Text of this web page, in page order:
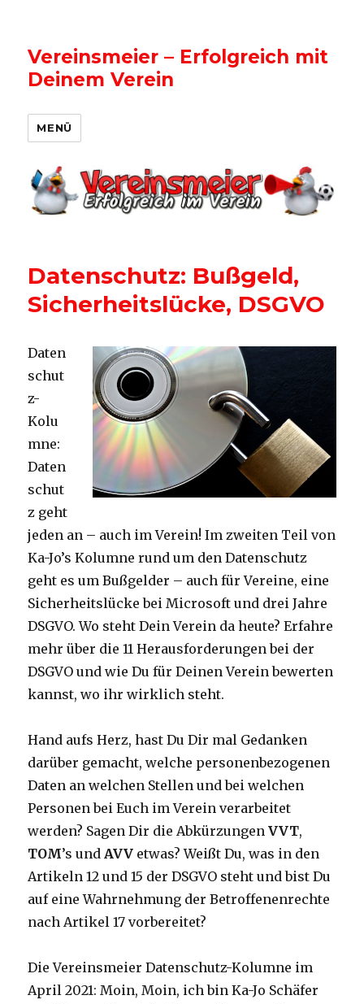
Vereinsmeier – Erfolgreich mit
Deinem Verein
MENÜ
Datenschutz: Bußgeld,
Sicherheitslücke, DSGVO
Daten
schut
z-
Kolu
mne:
Daten
schut
z geht
jeden an – auch im Verein! Im zweiten Teil von
Ka-Jo’s Kolumne rund um den Datenschutz
geht es um Bußgelder – auch für Vereine, eine
Sicherheitslücke bei Microsoft und drei Jahre
DSGVO. Wo steht Dein Verein da heute? Erfahre
mehr über die 11 Herausforderungen bei der
DSGVO und wie Du für Deinen Verein bewerten
kannst, wo ihr wirklich steht.
Hand aufs Herz, hast Du Dir mal Gedanken
darüber gemacht, welche personenbezogenen
Daten an welchen Stellen und bei welchen
Personen bei Euch im Verein verarbeitet
werden? Sagen Dir die AbkürzungenVVT,
TOM’s undAVV etwas? Weißt Du, was in den
Artikeln 12 und 15 der DSGVO steht und bist Du
auf eine Wahrnehmung der Betroffenenrechte
nach Artikel 17 vorbereitet?
Die Vereinsmeier Datenschutz-Kolumne im
April 2021: Moin, Moin, ich bin Ka-Jo Schäfer